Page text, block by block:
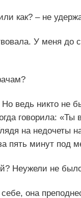
как? – не
У меня до
ведь никто не
говорила:
на недочеты
пять минут под
Неужели не
она